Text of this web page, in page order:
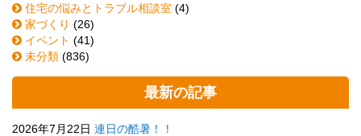
住宅の悩みとトラブル相談室 (4)
家づくり (26)
イベント (41)
未分類 (836)
最新の記事
2026年7月22日 連日の酷暑！！